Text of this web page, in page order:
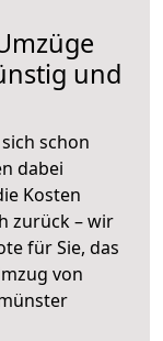
und
schon
dabei
Kosten
zurück – wir
für Sie, das
von